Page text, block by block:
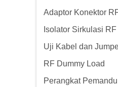
Adaptor Konektor
Isolator Sirkulasi RF
Uji Kabel dan
RF Dummy Load
Perangkat